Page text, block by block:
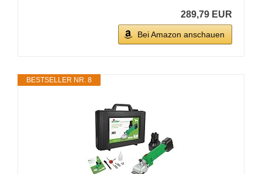
289,79 EUR
Bei Amazon anschauen
BESTSELLER NR. 8